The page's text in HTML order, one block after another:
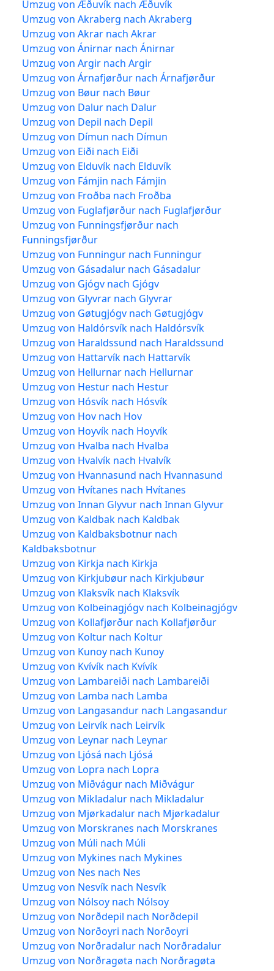
Umzug von Æðuvík nach Æðuvík
Umzug von Akraberg nach Akraberg
Umzug von Akrar nach Akrar
Umzug von Ánirnar nach Ánirnar
Umzug von Argir nach Argir
Umzug von Árnafjørður nach Árnafjørður
Umzug von Bøur nach Bøur
Umzug von Dalur nach Dalur
Umzug von Depil nach Depil
Umzug von Dímun nach Dímun
Umzug von Eiði nach Eiði
Umzug von Elduvík nach Elduvík
Umzug von Fámjin nach Fámjin
Umzug von Froðba nach Froðba
Umzug von Fuglafjørður nach Fuglafjørður
Umzug von Funningsfjørður nach
Funningsfjørður
Umzug von Funningur nach Funningur
Umzug von Gásadalur nach Gásadalur
Umzug von Gjógv nach Gjógv
Umzug von Glyvrar nach Glyvrar
Umzug von Gøtugjógv nach Gøtugjógv
Umzug von Haldórsvík nach Haldórsvík
Umzug von Haraldssund nach Haraldssund
Umzug von Hattarvík nach Hattarvík
Umzug von Hellurnar nach Hellurnar
Umzug von Hestur nach Hestur
Umzug von Hósvík nach Hósvík
Umzug von Hov nach Hov
Umzug von Hoyvík nach Hoyvík
Umzug von Hvalba nach Hvalba
Umzug von Hvalvík nach Hvalvík
Umzug von Hvannasund nach Hvannasund
Umzug von Hvítanes nach Hvítanes
Umzug von Innan Glyvur nach Innan Glyvur
Umzug von Kaldbak nach Kaldbak
Umzug von Kaldbaksbotnur nach
Kaldbaksbotnur
Umzug von Kirkja nach Kirkja
Umzug von Kirkjubøur nach Kirkjubøur
Umzug von Klaksvík nach Klaksvík
Umzug von Kolbeinagjógv nach Kolbeinagjógv
Umzug von Kollafjørður nach Kollafjørður
Umzug von Koltur nach Koltur
Umzug von Kunoy nach Kunoy
Umzug von Kvívík nach Kvívík
Umzug von Lambareiði nach Lambareiði
Umzug von Lamba nach Lamba
Umzug von Langasandur nach Langasandur
Umzug von Leirvík nach Leirvík
Umzug von Leynar nach Leynar
Umzug von Ljósá nach Ljósá
Umzug von Lopra nach Lopra
Umzug von Miðvágur nach Miðvágur
Umzug von Mikladalur nach Mikladalur
Umzug von Mjørkadalur nach Mjørkadalur
Umzug von Morskranes nach Morskranes
Umzug von Múli nach Múli
Umzug von Mykines nach Mykines
Umzug von Nes nach Nes
Umzug von Nesvík nach Nesvík
Umzug von Nólsoy nach Nólsoy
Umzug von Norðdepil nach Norðdepil
Umzug von Norðoyri nach Norðoyri
Umzug von Norðradalur nach Norðradalur
Umzug von Norðragøta nach Norðragøta